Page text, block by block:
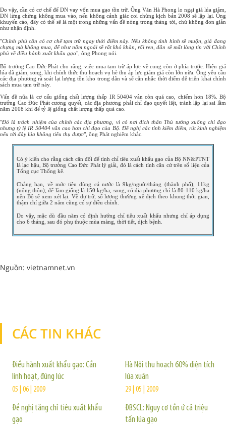
Do vậy, cần có cơ chế để DN vay vốn mua gạo tồn trữ. Ông Văn Hà Phong lo ngại giá lúa giảm,
DN lừng chừng không mua vào, nếu không cảnh giác coi chừng kịch bản 2008 sẽ lặp lại. Ông
khuyến cáo, đây có thể sẽ là một trong những vấn đề nóng trong tháng tới, chứ không đơn giản
như nhận định.
"Chính phủ cần có cơ chế tạm trữ ngay thời điểm này. Nếu không tình hình sẽ muộn, giá đang
chựng mà không mua, để như năm ngoái sẽ rất khó khăn, rối ren, dân sẽ mất lòng tin với Chính
phủ về điều hành xuất khẩu gạo", ông Phong nói.
Bộ trưởng Cao Đức Phát cho rằng, việc mua tạm trữ áp lực về cung còn ở phía trước. Hiện giá
lúa đã giảm, song, khi chính thức thu hoạch vụ hè thu áp lực giảm giá còn lớn nữa. Ông yêu cầu
các địa phương rà soát lại lượng tồn kho trong dân và sẽ cân nhắc thời điểm để triển khai chính
sách mua tạm trữ này.
Vấn đề nữa là cơ cấu giống chất lượng thấp IR 50404 vẫn còn quá cao, chiếm hơn 18%. Bộ
trưởng Cao Đức Phát cương quyết, các địa phương phải chỉ đạo quyết liệt, tránh lặp lại sai lầm
năm 2008 khi để tỷ lệ giống chất lượng thấp quá cao.
"Đó là trách nhiệm của chính các địa phương, vì có nơi đích thân Thủ tướng xuống chỉ đạo
nhưng tỷ lệ IR 50404 vẫn cao hơn chỉ đạo của Bộ. Đề nghị các tỉnh kiểm điểm, rút kinh nghiệm
nếu tới đây lúa không tiêu thụ được", ông Phát nghiêm khắc.
Có ý kiến cho rằng cách cân đối để tính chỉ tiêu xuất khẩu gạo của Bộ NN&PTNT
là lạc hậu, Bộ trưởng Cao Đức Phát lý giải, đó là cách tính căn cứ trên số liệu của
Tổng cục Thống kê.
Chẳng hạn, về mức tiêu dùng cả nước là 9kg/người/tháng (thành phố), 11kg
(nông thôn); để làm giống là 150 kg/ha, song, có địa phương chỉ là 80-110 kg/ha
nên Bộ sẽ xem xét lại. Về dự trữ, số lượng thường xê dịch theo khung thời gian,
thậm chí giữa 2 năm cũng có sự điều chỉnh.
Do vậy, mặc dù đầu năm có định hướng chỉ tiêu xuất khẩu nhưng chỉ áp dụng
cho 6 tháng, sau đó phụ thuộc mùa màng, thời tiết, dịch bệnh.
Nguồn: vietnamnet.vn
CÁC TIN KHÁC
Điều hành xuất khẩu gạo: Cần
linh hoạt, đúng lúc
05 | 06 | 2009
Đề nghị tăng chỉ tiêu xuất khẩu
gạo
Hà Nội thu hoạch 60% diện tích
lúa xuân
29 | 05 | 2009
ĐBSCL: Nguy cơ tồn ứ cả triệu
tấn lúa gạo